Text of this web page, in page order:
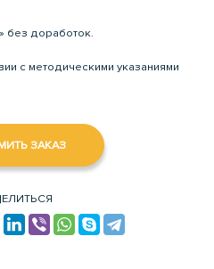
без доработок.
с методическими указаниями
ЗАКАЗ